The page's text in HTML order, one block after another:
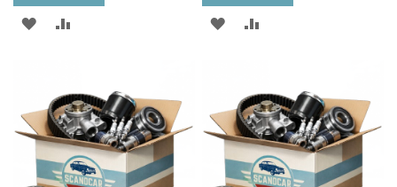
ADD
LIST
ADD
LIST